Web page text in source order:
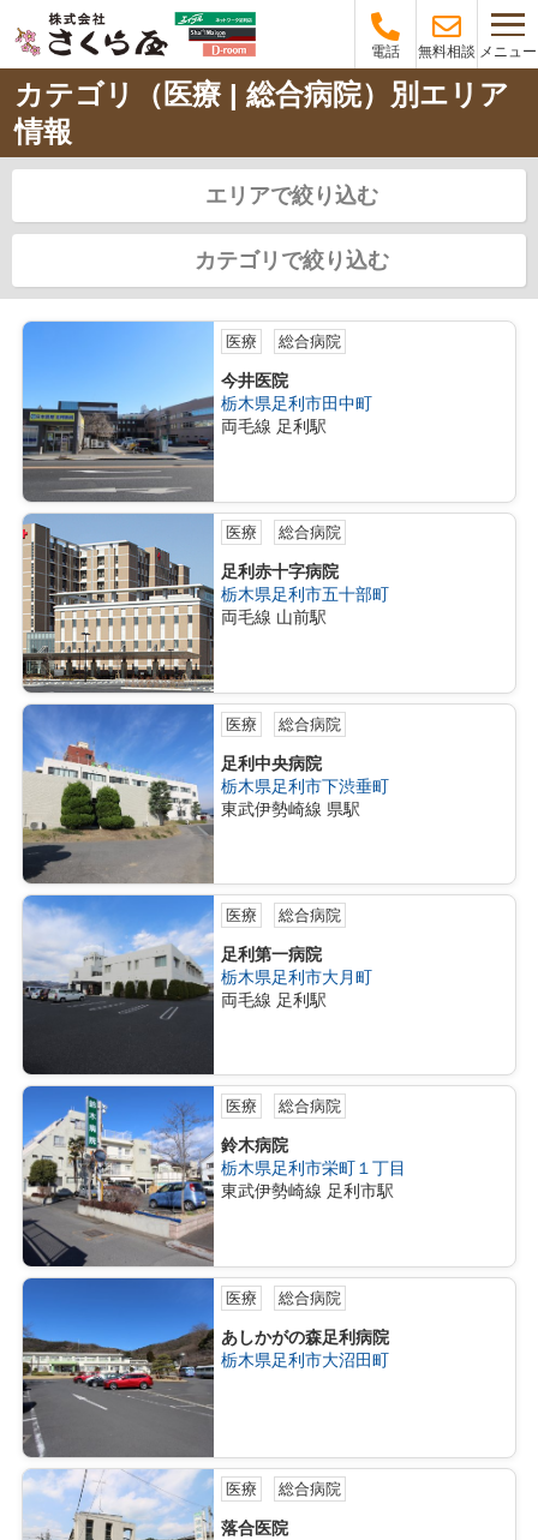
電話 無料相談 メニュー
カテゴリ（医療 | 総合病院）別エリア
情報
エリアで絞り込む
カテゴリで絞り込む
医療 総合病院
今井医院
栃木県足利市田中町
両毛線 足利駅
医療 総合病院
足利赤十字病院
栃木県足利市五十部町
両毛線 山前駅
医療 総合病院
足利中央病院
栃木県足利市下渋垂町
東武伊勢崎線 県駅
医療 総合病院
足利第一病院
栃木県足利市大月町
両毛線 足利駅
医療 総合病院
鈴木病院
栃木県足利市栄町１丁目
東武伊勢崎線 足利市駅
医療 総合病院
あしかがの森足利病院
栃木県足利市大沼田町
医療 総合病院
落合医院